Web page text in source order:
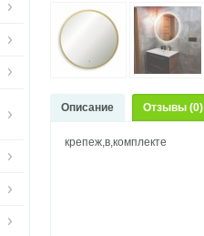
Описание Отзывы (0)
крепеж,в,комплекте